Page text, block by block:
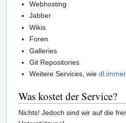
Webhosting
Jabber
Wikis
Foren
Galleries
Git Repositories
Weitere Services, wie
Was kostet der Service?
Nichts! Jedoch sind wir auf die